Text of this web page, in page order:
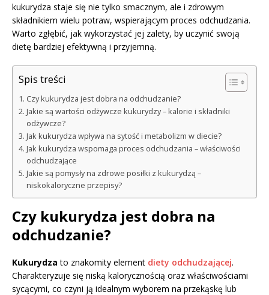
kukurydza staje się nie tylko smacznym, ale i zdrowym
składnikiem wielu potraw, wspierającym proces odchudzania.
Warto zgłębić, jak wykorzystać jej zalety, by uczynić swoją
dietę bardziej efektywną i przyjemną.
Spis treści
Czy kukurydza jest dobra na odchudzanie?
Jakie są wartości odżywcze kukurydzy – kalorie i składniki
odżywcze?
Jak kukurydza wpływa na sytość i metabolizm w diecie?
Jak kukurydza wspomaga proces odchudzania – właściwości
odchudzające
Jakie są pomysły na zdrowe posiłki z kukurydzą –
niskokaloryczne przepisy?
Czy kukurydza jest dobra na
odchudzanie?
Kukurydza to znakomity element diety odchudzającej.
Charakteryzuje się niską kalorycznością oraz właściwościami
sycącymi, co czyni ją idealnym wyborem na przekąskę lub